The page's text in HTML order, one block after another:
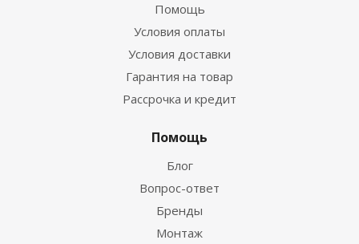
Помощь
Условия оплаты
Условия доставки
Гарантия на товар
Рассрочка и кредит
Помощь
Блог
Вопрос-ответ
Бренды
Монтаж